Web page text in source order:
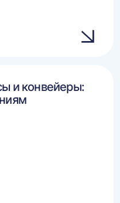
и конвейеры: